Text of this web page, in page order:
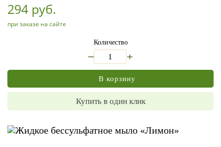
294 руб.
при заказе на сайте
Количество
+
В корзину
Купить в один клик